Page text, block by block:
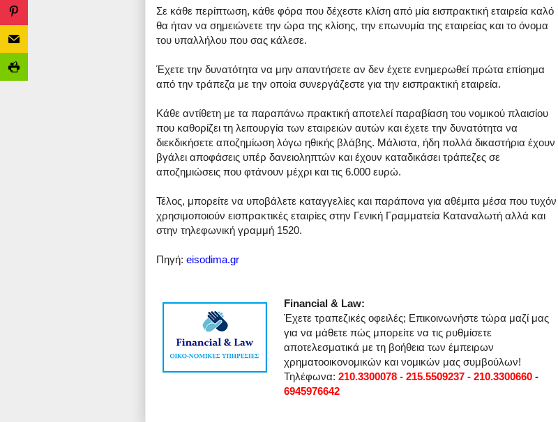
Σε κάθε περίπτωση, κάθε φόρα που δέχεστε κλίση από μία εισπρακτική εταιρεία καλό
θα ήταν να σημειώνετε την ώρα της κλίσης, την επωνυμία της εταιρείας και το όνομα
του υπαλλήλου που σας κάλεσε.
Έχετε την δυνατότητα να μην απαντήσετε αν δεν έχετε ενημερωθεί πρώτα επίσημα
από την τράπεζα με την οποία συνεργάζεστε για την εισπρακτική εταιρεία.
Κάθε αντίθετη με τα παραπάνω πρακτική αποτελεί παραβίαση του νομικού πλαισίου
που καθορίζει τη λειτουργία των εταιρειών αυτών και έχετε την δυνατότητα να
διεκδικήσετε αποζημίωση λόγω ηθικής βλάβης. Μάλιστα, ήδη πολλά δικαστήρια έχουν
βγάλει αποφάσεις υπέρ δανειοληπτών και έχουν καταδικάσει τράπεζες σε
αποζημιώσεις που φτάνουν μέχρι και τις 6.000 ευρώ.
Τέλος, μπορείτε να υποβάλετε καταγγελίες και παράπονα για αθέμιτα μέσα που τυχόν
χρησιμοποιούν εισπρακτικές εταιρίες στην Γενική Γραμματεία Καταναλωτή αλλά και
στην τηλεφωνική γραμμή 1520.
Πηγή: eisodima.gr
Financial & Law:
Έχετε τραπεζικές οφειλές; Επικοινωνήστε τώρα μαζί μας
για να μάθετε πώς μπορείτε να τις ρυθμίσετε
αποτελεσματικά με τη βοήθεια των έμπειρων
χρηματοοικονομικών και νομικών μας συμβούλων!
Τηλέφωνα: 210.3300078 - 215.5509237 - 210.3300660 -
6945976642